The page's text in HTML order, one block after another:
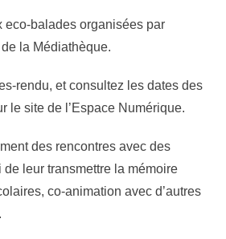
eco-balades organisées par
la Médiathèque.
rendu, et consultez les dates des
le site de l’Espace Numérique.
des rencontres avec des
leur transmettre la mémoire
co-animation avec d’autres